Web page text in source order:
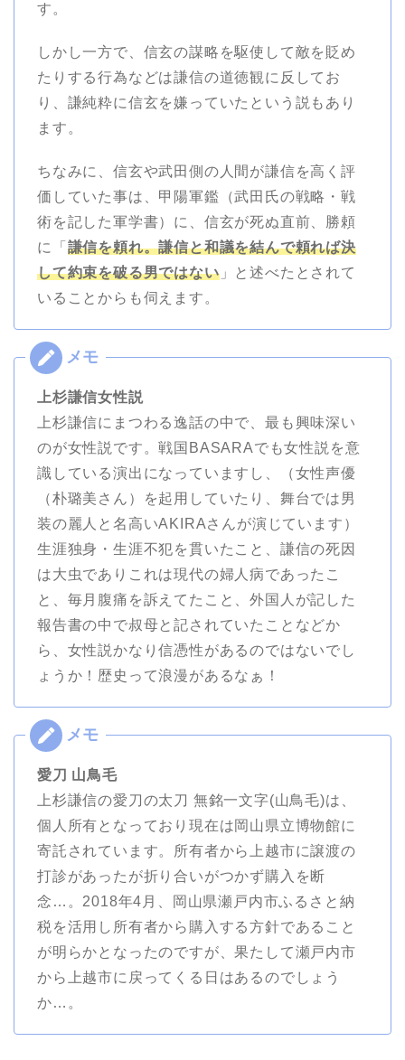
す。
しかし一方で、信玄の謀略を駆使して敵を貶め
たりする行為などは謙信の道徳観に反してお
り、謙純粋に信玄を嫌っていたという説もあり
ます。
ちなみに、信玄や武田側の人間が謙信を高く評
価していた事は、甲陽軍鑑（武田氏の戦略・戦
術を記した軍学書）に、信玄が死ぬ直前、勝頼
に「 謙信を頼れ。謙信と和議を結んで頼れば決
して約束を破る男ではない」と述べたとされて
いることからも伺えます。
上杉謙信女性説
上杉謙信にまつわる逸話の中で、最も興味深い
のが女性説です。戦国BASARAでも女性説を意
識している演出になっていますし、（女性声優
（朴璐美さん）を起用していたり、舞台では男
装の麗人と名高いAKIRAさんが演じています）
生涯独身・生涯不犯を貫いたこと、謙信の死因
は大虫でありこれは現代の婦人病であったこ
と、毎月腹痛を訴えてたこと、外国人が記した
報告書の中で叔母と記されていたことなどか
ら、女性説かなり信憑性があるのではないでし
ょうか！歴史って浪漫があるなぁ！
愛刀 山鳥毛
上杉謙信の愛刀の太刀 無銘一文字(山鳥毛)は、
個人所有となっており現在は岡山県立博物館に
寄託されています。所有者から上越市に譲渡の
打診があったが折り合いがつかず購入を断
念…。2018年4月、岡山県瀬戸内市ふるさと納
税を活用し所有者から購入する方針であること
が明らかとなったのですが、果たして瀬戸内市
から上越市に戻ってくる日はあるのでしょう
か…。